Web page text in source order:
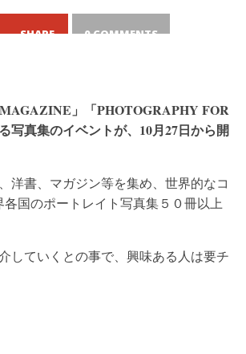
SHARE 0 COMMENTS
」「PHOTOGRAPHY FOR
写真集のイベントが、10月27日から開
洋書、マガジン等を集め、世界的なコ
国のポートレイト写真集５０冊以上
していくとの事で、興味ある人は要チ